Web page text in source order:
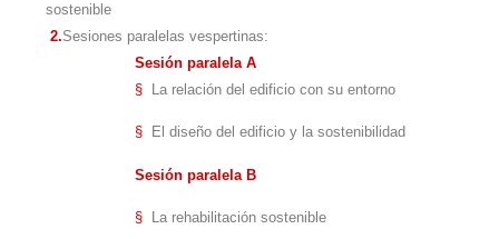
sostenible
2.Sesiones paralelas vespertinas:
Sesión paralela A
§
La relación del edificio con su entorno
§ El diseño del edificio y la sostenibilidad
Sesión paralela B
§ La rehabilitación sostenible